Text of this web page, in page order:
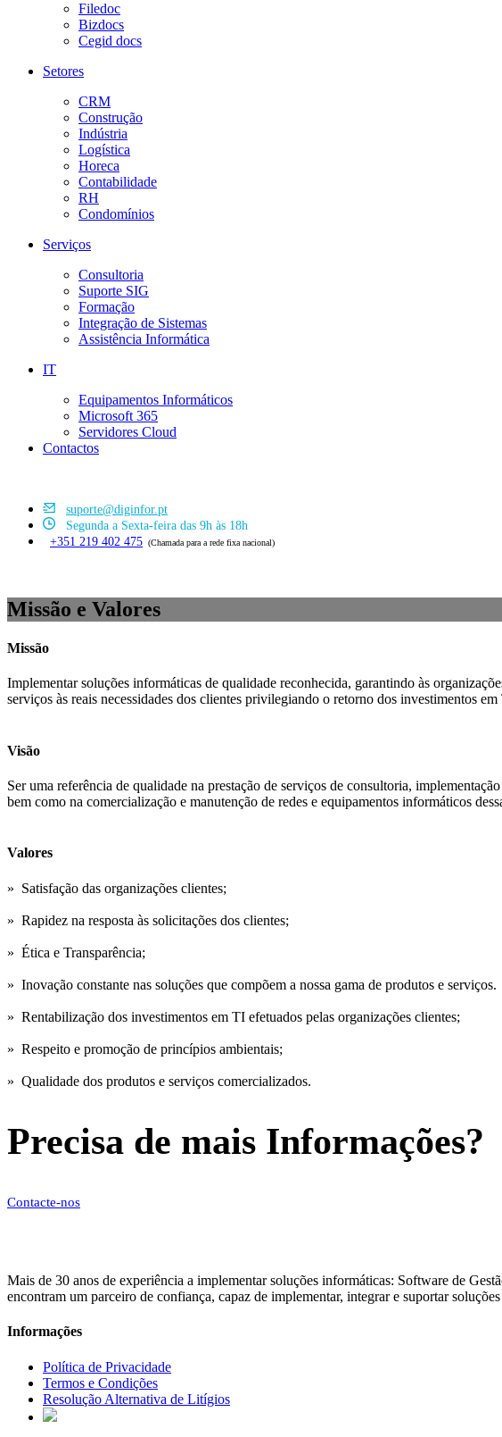
Filedoc
Bizdocs
Cegid docs
Setores
CRM
Construção
Indústria
Logística
Horeca
Contabilidade
RH
Condomínios
Serviços
Consultoria
Suporte SIG
Formação
Integração de Sistemas
Assistência Informática
IT
Equipamentos Informáticos
Microsoft 365
Servidores Cloud
Contactos
suporte@diginfor.pt
Segunda a Sexta-feira das 9h às 18h
+351 219 402 475 (Chamada para a rede fixa nacional)
Missão e Valores
Missão
Implementar soluções informáticas de qualidade reconhecida, garantindo às
serviços às reais necessidades dos clientes privilegiando o retorno dos investimentos
Visão
Ser uma referência de qualidade na prestação de serviços de consultoria,
bem como na comercialização e manutenção de redes e equipamentos informáticos
Valores
» Satisfação das organizações clientes;
» Rapidez na resposta às solicitações dos clientes;
» Ética e Transparência;
» Inovação constante nas soluções que compõem a nossa gama de produtos e serviços.
» Rentabilização dos investimentos em TI efetuados pelas organizações clientes;
» Respeito e promoção de princípios ambientais;
» Qualidade dos produtos e serviços comercializados.
Precisa de mais Informações?
Contacte-nos
Mais de 30 anos de experiência a implementar soluções informáticas: Software de
encontram um parceiro de confiança, capaz de implementar, integrar e suportar
Informações
Política de Privacidade
Termos e Condições
Resolução Alternativa de Litígios